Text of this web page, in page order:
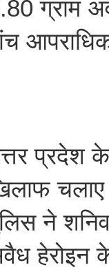
ग्राम
प्रदेश
चलाए
ने
हेरोइन